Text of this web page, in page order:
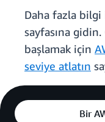
Daha fazla bilgi
sayfasına
başlamak için
seviye atlatın
Bir